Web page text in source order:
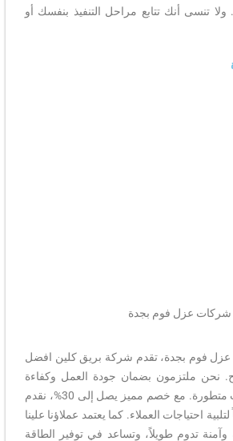
ولا تنسى أنك تتابع مراحل التنفيذ بنفسك أو
شركات عزل فوم بجدة
فوم بجدة، تقدم شركة بريق كلين افضل
نحن ملتزمون بضمان جودة العمل وكفاءة
العزل باستخدام تقنيات متطورة. مع خصم مميز يصل إلى 30%، نقدم
احتياجات العملاء. كما يعتمد عملاؤنا علينا
تدوم طويلاً، وتساعد في توفير الطاقة